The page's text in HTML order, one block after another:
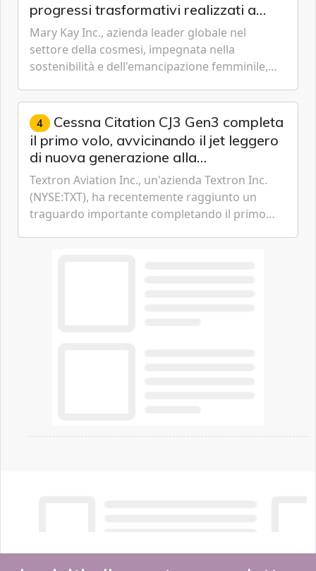
progressi trasformativi realizzati a
livello globale nelle sfere sociale,
economica e ambientale
Mary Kay Inc., azienda leader globale nel
settore della cosmesi, impegnata nella
sostenibilità e dell'emancipazione femminile,
sostenibilità 2026, una panora...
4 Cessna Citation CJ3 Gen3 completa
il primo volo, avvicinando il jet leggero
di nuova generazione alla
certificazione
Textron Aviation Inc., un'azienda Textron Inc.
(NYSE:TXT), ha recentemente raggiunto un
traguardo importante completando il primo